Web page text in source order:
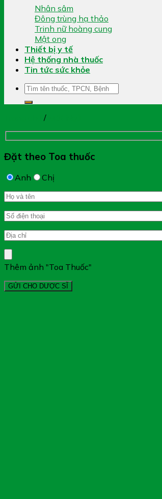
Nhân sâm
Đông trùng hạ thảo
Trinh nữ hoàng cung
Mật ong
Thiết bị y tế
Hệ thống nhà thuốc
Tin tức sức khỏe
Tìm
kiếm:
/
Đặt theo Toa thuốc
Anh Chị
Thêm ảnh "Toa Thuốc"